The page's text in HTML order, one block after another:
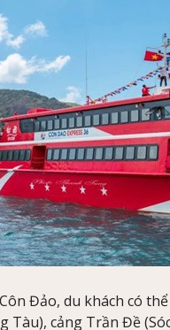
Đảo, du khách có
Tàu), cảng Trần Đề